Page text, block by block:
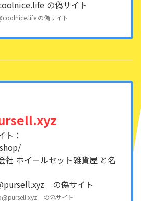
の偽サイト
ト：
ホイールセット雑貨屋 と名
の偽サイト